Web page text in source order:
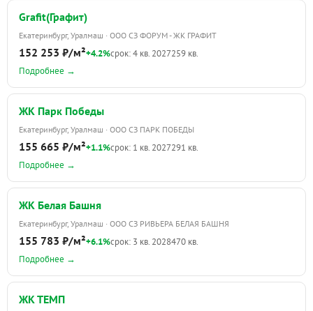
Grafit(Графит)
Екатеринбург, Уралмаш · ООО СЗ ФОРУМ - ЖК ГРАФИТ
152 253 ₽/м²+4.2%срок: 4 кв. 2027259 кв.
Подробнее →
ЖК Парк Победы
Екатеринбург, Уралмаш · ООО СЗ ПАРК ПОБЕДЫ
155 665 ₽/м²+1.1%срок: 1 кв. 2027291 кв.
Подробнее →
ЖК Белая Башня
Екатеринбург, Уралмаш · ООО СЗ РИВЬЕРА БЕЛАЯ БАШНЯ
155 783 ₽/м²+6.1%срок: 3 кв. 2028470 кв.
Подробнее →
ЖК ТЕМП